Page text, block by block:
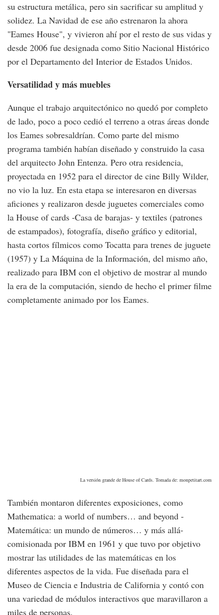
su estructura metálica, pero sin sacrificar su amplitud y
solidez. La Navidad de ese año estrenaron la ahora
"Eames House", y vivieron ahí por el resto de sus vidas y
desde 2006 fue designada como Sitio Nacional Histórico
por el Departamento del Interior de Estados Unidos.
Versatilidad y más muebles
Aunque el trabajo arquitectónico no quedó por completo
de lado, poco a poco cedió el terreno a otras áreas donde
los Eames sobresaldrían. Como parte del mismo
programa también habían diseñado y construido la casa
del arquitecto John Entenza. Pero otra residencia,
proyectada en 1952 para el director de cine Billy Wilder,
no vio la luz. En esta etapa se interesaron en diversas
aficiones y realizaron desde juguetes comerciales como
la House of cards -Casa de barajas- y textiles (patrones
de estampados), fotografía, diseño gráfico y editorial,
hasta cortos fílmicos como Tocatta para trenes de juguete
(1957) y La Máquina de la Información, del mismo año,
realizado para IBM con el objetivo de mostrar al mundo
la era de la computación, siendo de hecho el primer filme
completamente animado por los Eames.
La versión grande de House of Cards. Tomada de: monpetitart.com
También montaron diferentes exposiciones, como
Mathematica: a world of numbers… and beyond -
Matemática: un mundo de números… y más allá-
comisionada por IBM en 1961 y que tuvo por objetivo
mostrar las utilidades de las matemáticas en los
diferentes aspectos de la vida. Fue diseñada para el
Museo de Ciencia e Industria de California y contó con
una variedad de módulos interactivos que maravillaron a
miles de personas.